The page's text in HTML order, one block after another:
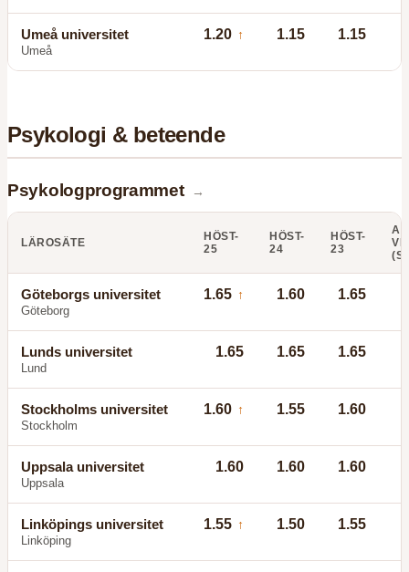
Umeå universitet
Umeå
1.20 ↑ 1.15 1.15
Psykologi & beteende
Psykologprogrammet →
LÄROSÄTE
HÖST-
25
HÖST-
24
HÖST-
23
Göteborgs universitet
Göteborg
1.65 ↑ 1.60 1.65
Lunds universitet
Lund
1.65 1.65 1.65
Stockholms universitet
Stockholm
1.60 ↑ 1.55 1.60
Uppsala universitet
Uppsala
1.60 1.60 1.60
Linköpings universitet
Linköping
1.55 ↑ 1.50 1.55